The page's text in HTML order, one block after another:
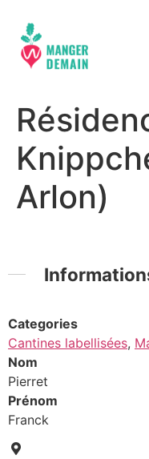
Arlon)
Categories
Cantines labellisées,
Nom
Pierret
Prénom
Franck